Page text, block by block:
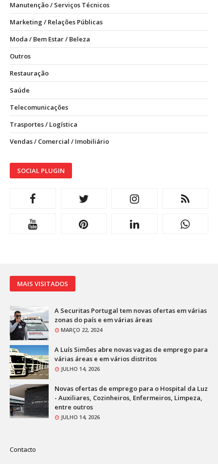
Manutenção / Serviços Técnicos
Marketing / Relações Públicas
Moda / Bem Estar / Beleza
Outros
Restauração
Saúde
Telecomunicações
Trasportes / Logística
Vendas / Comercial / Imobiliário
SOCIAL PLUGIN
MAIS VISITADOS
A Securitas Portugal tem novas ofertas em várias
zonas do país e em várias áreas
MARÇO 22, 2024
A Luís Simões abre novas vagas de emprego para
várias áreas e em vários distritos
JULHO 14, 2026
Novas ofertas de emprego para o Hospital da Luz
- Auxiliares, Cozinheiros, Enfermeiros, Limpeza,
entre outros
JULHO 14, 2026
Contacto